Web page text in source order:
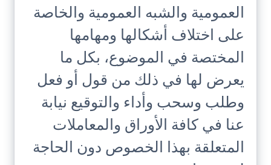
العمومية والشبه العمومية والخاصة
على اختلاف أشكالها ومهامها
المختصة في الموضوع، بكل ما
يعرض لها في ذلك من قول أو فعل
وطلب وسحب وأداء والتوقيع نيابة
عنا في كافة الأوراق والمعاملات
المتعلقة بهذا الخصوص دون الحاجة